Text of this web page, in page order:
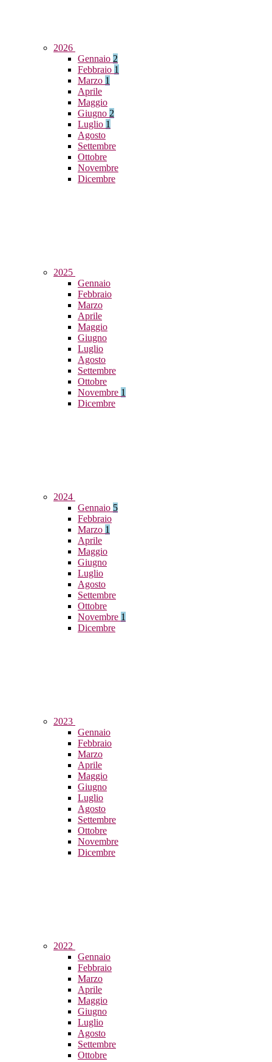
2026
Gennaio 2
Febbraio 1
Marzo 1
Aprile
Maggio
Giugno 2
Luglio 1
Agosto
Settembre
Ottobre
Novembre
Dicembre
2025
Gennaio
Febbraio
Marzo
Aprile
Maggio
Giugno
Luglio
Agosto
Settembre
Ottobre
Novembre 1
Dicembre
2024
Gennaio 5
Febbraio
Marzo 1
Aprile
Maggio
Giugno
Luglio
Agosto
Settembre
Ottobre
Novembre 1
Dicembre
2023
Gennaio
Febbraio
Marzo
Aprile
Maggio
Giugno
Luglio
Agosto
Settembre
Ottobre
Novembre
Dicembre
2022
Gennaio
Febbraio
Marzo
Aprile
Maggio
Giugno
Luglio
Agosto
Settembre
Ottobre